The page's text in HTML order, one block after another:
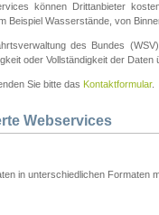
können Drittanbieter
Beispiel Wasserstände, von
des Bundes
oder Vollständigkeit der
Sie bitte das Kontaktformular.
Webservices
in unterschiedlichen Formaten